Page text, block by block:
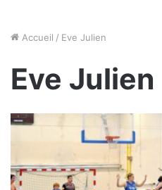
Accueil / Eve Julien
Eve Julien